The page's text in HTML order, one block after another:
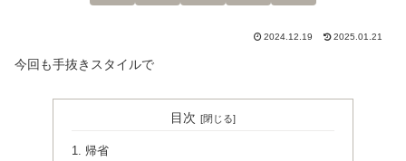
2024.12.19 2025.01.21
今回も手抜きスタイルで
目次
帰省